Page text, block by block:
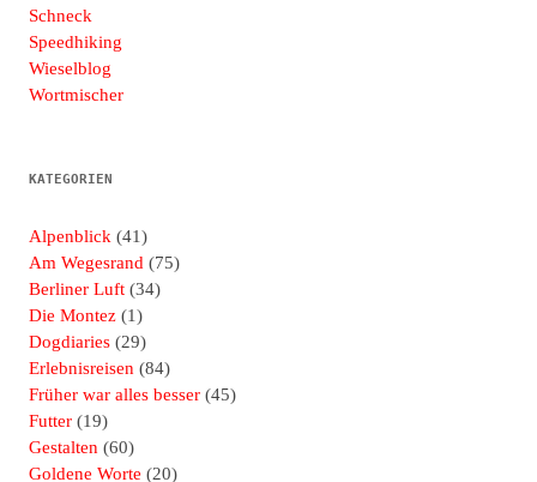
Schneck
Speedhiking
Wieselblog
Wortmischer
KATEGORIEN
Alpenblick (41)
Am Wegesrand (75)
Berliner Luft (34)
Die Montez (1)
Dogdiaries (29)
Erlebnisreisen (84)
Früher war alles besser (45)
Futter (19)
Gestalten (60)
Goldene Worte (20)